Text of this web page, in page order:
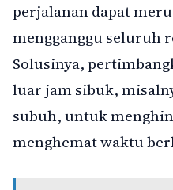
perjalanan dapat
mengganggu seluruh
Solusinya,
luar jam sibuk,
subuh, untuk
menghemat waktu